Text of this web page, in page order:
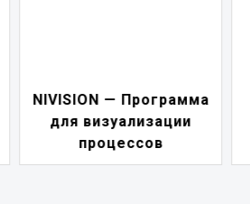
NIPOWER — блок
питания